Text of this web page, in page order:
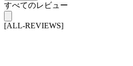
すべてのレビュー
[ALL-REVIEWS]